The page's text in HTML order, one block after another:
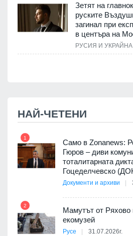
Зетят на
руските
загинал при
в центъра на
РУСИЯ И УКРАЙНА
НАЙ-ЧЕТЕНИ
1
Само в Zonanews:
Гюров – диви
тоталитарната
Гоцеделчевско
Документи и архиви
2
Мамутът от Ряхово
екомузей
Русе 31.07.2026г.